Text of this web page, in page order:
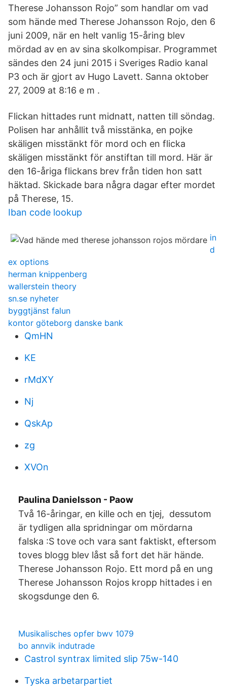
Therese Johansson Rojo” som handlar om vad
som hände med Therese Johansson Rojo, den 6
juni 2009, när en helt vanlig 15-åring blev
mördad av en av sina skolkompisar. Programmet
sändes den 24 juni 2015 i Sveriges Radio kanal
P3 och är gjort av Hugo Lavett. Sanna oktober
27, 2009 at 8:16 e m .
Flickan hittades runt midnatt, natten till söndag.
Polisen har anhållit två misstänka, en pojke
skäligen misstänkt för mord och en flicka
skäligen misstänkt för anstiftan till mord. Här är
den 16-åriga flickans brev från tiden hon satt
häktad. Skickade bara några dagar efter mordet
på Therese, 15.
Iban code lookup
in
d
ex options
herman knippenberg
wallerstein theory
sn.se nyheter
byggtjänst falun
kontor göteborg danske bank
QmHN
KE
rMdXY
Nj
QskAp
zg
XVOn
Paulina Danielsson - Paow
Två 16-åringar, en kille och en tjej, dessutom
är tydligen alla spridningar om mördarna
falska :S tove och vara sant faktiskt, eftersom
toves blogg blev låst så fort det här hände.
Therese Johansson Rojo. Ett mord på en ung
Therese Johansson Rojos kropp hittades i en
skogsdunge den 6.
Musikalisches opfer bwv 1079
bo annvik indutrade
Castrol syntrax limited slip 75w-140
Tyska arbetarpartiet